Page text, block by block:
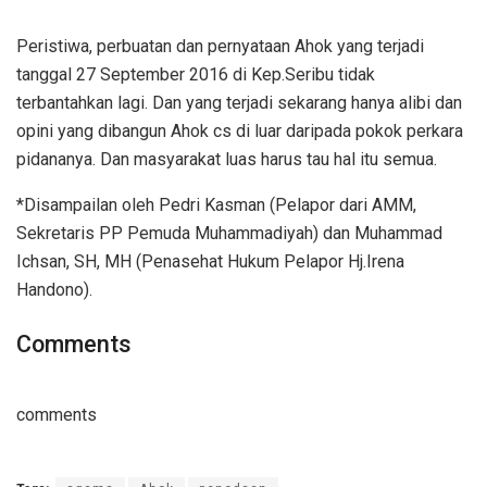
Peristiwa, perbuatan dan pernyataan Ahok yang terjadi
tanggal 27 September 2016 di Kep.Seribu tidak
terbantahkan lagi. Dan yang terjadi sekarang hanya alibi dan
opini yang dibangun Ahok cs di luar daripada pokok perkara
pidananya. Dan masyarakat luas harus tau hal itu semua.
*Disampailan oleh Pedri Kasman (Pelapor dari AMM,
Sekretaris PP Pemuda Muhammadiyah) dan Muhammad
Ichsan, SH, MH (Penasehat Hukum Pelapor Hj.Irena
Handono).
Comments
comments